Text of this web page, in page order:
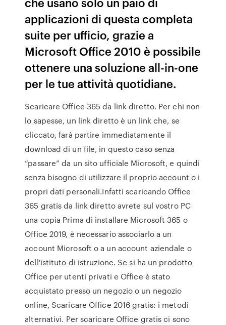
applicazioni di questa completa
suite per ufficio, grazie a
Microsoft Office 2010 è possibile
ottenere una soluzione all-in-one
per le tue attività quotidiane.
Scaricare Office 365 da link diretto. Per chi non
lo sapesse, un link diretto è un link che, se
cliccato, farà partire immediatamente il
download di un file, in questo caso senza
“passare” da un sito ufficiale Microsoft, e quindi
senza bisogno di utilizzare il proprio account o i
propri dati personali.Infatti scaricando Office
365 gratis da link diretto avrete sul vostro PC
una copia Prima di installare Microsoft 365 o
Office 2019, è necessario associarlo a un
account Microsoft o a un account aziendale o
dell'istituto di istruzione. Se si ha un prodotto
Office per utenti privati e Office è stato
acquistato presso un negozio o un negozio
online, Scaricare Office 2016 gratis: i metodi
alternativi. Per scaricare Office gratis ci sono